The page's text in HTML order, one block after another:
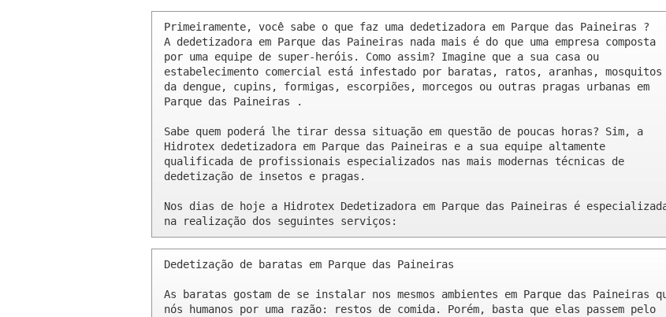
Primeiramente, você sabe o que faz uma dedetizadora em Parque das Paineiras ?
A dedetizadora em Parque das Paineiras nada mais é do que uma empresa composta
por uma equipe de super-heróis. Como assim? Imagine que a sua casa ou
estabelecimento comercial está infestado por baratas, ratos, aranhas, mosquitos
da dengue, cupins, formigas, escorpiões, morcegos ou outras pragas urbanas em
Parque das Paineiras .
Sabe quem poderá lhe tirar dessa situação em questão de poucas horas? Sim, a
Hidrotex dedetizadora em Parque das Paineiras e a sua equipe altamente
qualificada de profissionais especializados nas mais modernas técnicas de
dedetização de insetos e pragas.
Nos dias de hoje a Hidrotex Dedetizadora em Parque das Paineiras é
na realização dos seguintes serviços:
Dedetização de baratas em Parque das Paineiras
As baratas gostam de se instalar nos mesmos ambientes em Parque das Paineiras
nós humanos por uma razão: restos de comida. Porém, basta que elas passem pelo